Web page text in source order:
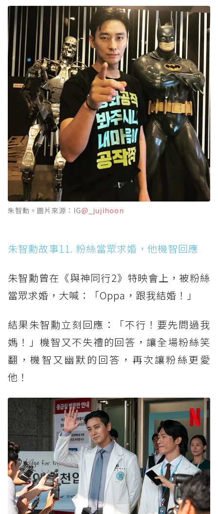
朱智勳。圖片來源：IG@_jujihoon
朱智勳故事11. 粉絲當眾求婚，他機智回應
朱智勳曾在《與神同行2》特映會上，被粉絲
當眾求婚，大喊：「Oppa，跟我結婚！」
結果朱智勳立刻回應：「不行！要先問過我
媽！」機智又不失禮的回答，讓全場粉絲笑
翻，機智又幽默的回答，再次讓粉絲更愛
他！